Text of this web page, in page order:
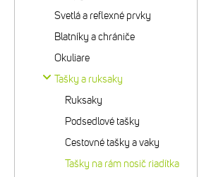
Svetlá a reflexné prvky
Blatníky a chrániče
Okuliare
Tašky a ruksaky
Ruksaky
Podsedlové tašky
Cestovné tašky a vaky
Tašky na rám nosič riadítka